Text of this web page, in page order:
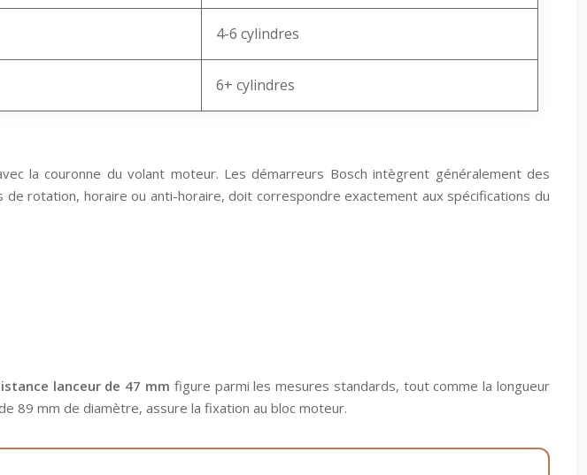
4-6 cylindres
6+ cylindres
la couronne du volant moteur. Les démarreurs Bosch intègrent généralement des
rotation, horaire ou anti-horaire, doit correspondre exactement aux spécifications du
lanceur de 47 mm figure parmi les mesures standards, tout comme la longueur
89 mm de diamètre, assure la fixation au bloc moteur.